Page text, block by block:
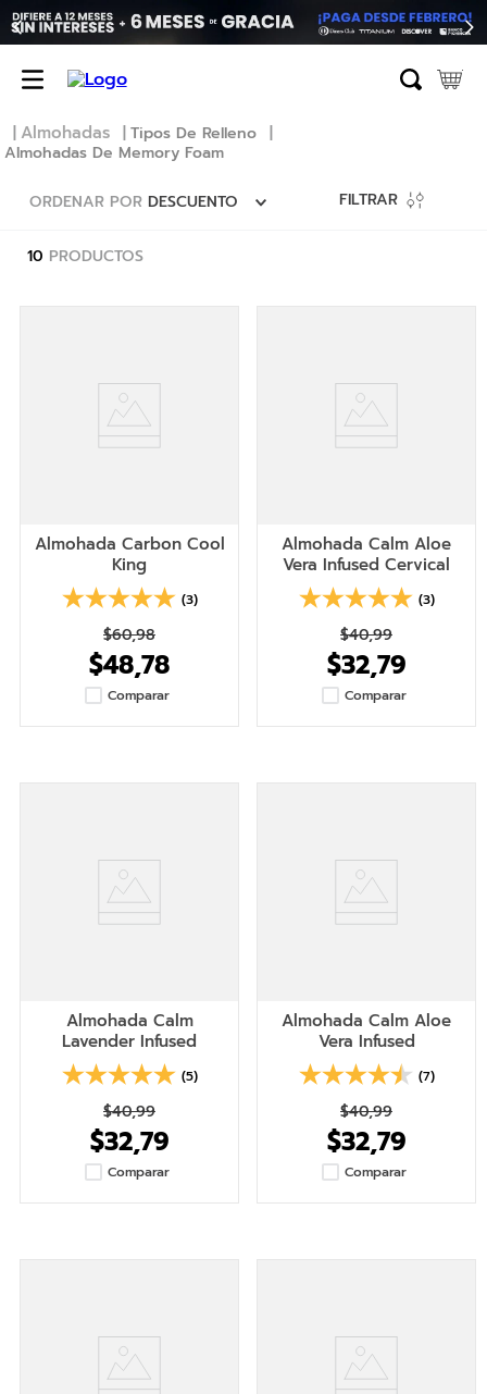
Almohadas
Tipos De Relleno
Almohadas De Memory Foam
ORDENAR POR DESCUENTO FILTRAR
10 PRODUCTOS
Almohada Carbon Cool
King
(3)
$60,98
$48,78
Comparar
Almohada Calm Aloe
Vera Infused Cervical
(3)
$40,99
$32,79
Comparar
Almohada Calm
Lavender Infused
(5)
$40,99
$32,79
Comparar
Almohada Calm Aloe
Vera Infused
(7)
$40,99
$32,79
Comparar
TÉRMINOS MÁS BUSCADOS
1.
erica
3.
colchon
.
harmony
7.
almohadas
natasha